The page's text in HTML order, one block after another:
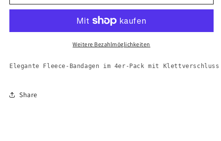
Bandagen
Bandagen
Weitere Bezahlmöglichkeiten
Elegante Fleece-Bandagen im 4er-Pack mit
Share